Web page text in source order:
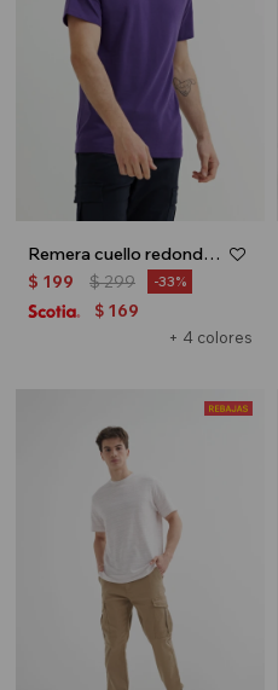
Remera cuello redondo - Morado
+ 4 colores
$ 199 $299 33
$ 169